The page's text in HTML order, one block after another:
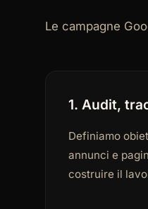
Le campagne
1. Audit,
Definiamo
annunci e
costruire il